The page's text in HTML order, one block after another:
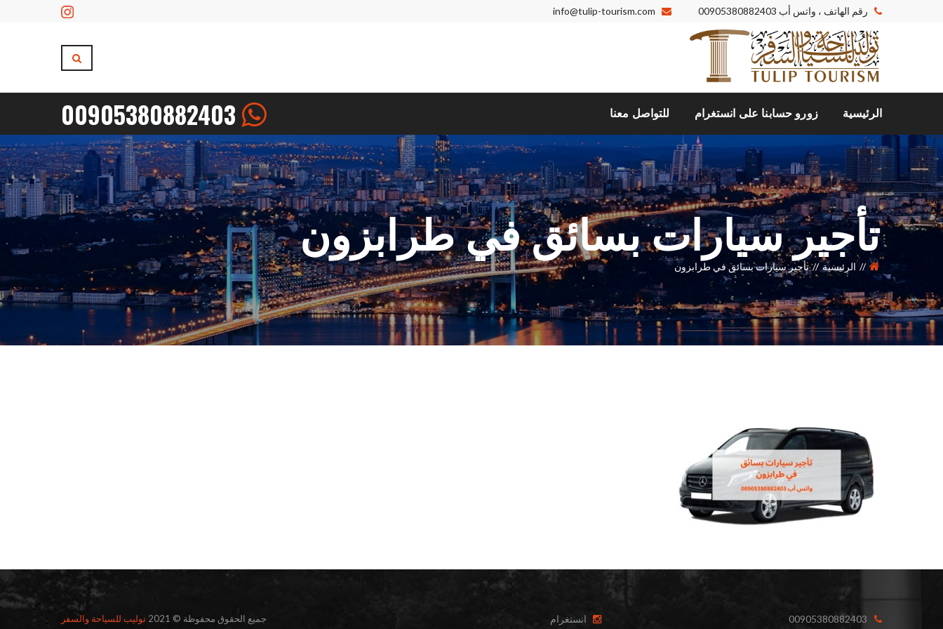
رقم الهاتف ، واتس أب 00905380882403
info@tulip-tourism.com
الرئيسية زورو حسابنا على انستغرام للتواصل معنا 00905380882403
تأجير سيارات بسائق في طرابزون
الرئيسية تأجير سيارات بسائق في طرابزون
انستغرام جميع الحقوق محفوظة © 2021 توليب للسياحة والسفر